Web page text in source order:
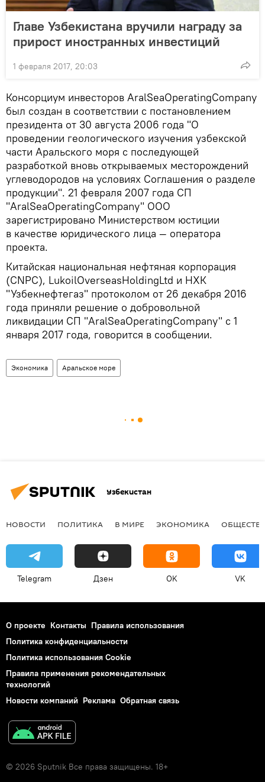
Главе Узбекистана вручили награду за
прирост иностранных инвестиций
1 февраля 2017, 20:03
Консорциум инвесторов AralSeaOperatingCompany
был создан в соответствии с постановлением
президента от 30 августа 2006 года "О
проведении геологического изучения узбекской
части Аральского моря с последующей
разработкой вновь открываемых месторождений
углеводородов на условиях Соглашения о разделе
продукции". 21 февраля 2007 года СП
"AralSeaOperatingCompany" ООО
зарегистрировано Министерством юстиции
в качестве юридического лица — оператора
проекта.
Китайская национальная нефтяная корпорация
(CNPC), LukoilOverseasHoldingLtd и НХК
"Узбекнефтегаз" протоколом от 26 декабря 2016
года приняли решение о добровольной
ликвидации СП "AralSeaOperatingCompany" с 1
января 2017 года, говорится в сообщении.
Экономика Аральское море
Узбекистан
НОВОСТИ ПОЛИТИКА В МИРЕ ЭКОНОМИКА
Telegram Дзен OK VK
О проекте Контакты Правила использования
Политика конфиденциальности
Политика использования Cookie
Правила применения рекомендательных
технологий
Новости компаний Реклама Обратная связь
© 2026 Sputnik Все права защищены. 18+